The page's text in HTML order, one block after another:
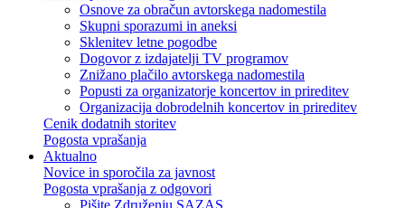
Osnove za obračun avtorskega nadomestila
Skupni sporazumi in aneksi
Sklenitev letne pogodbe
Dogovor z izdajatelji TV programov
Znižano plačilo avtorskega nadomestila
Popusti za organizatorje koncertov in prireditev
Organizacija dobrodelnih koncertov in prireditev
Cenik dodatnih storitev
Pogosta vprašanja
Aktualno
Novice in sporočila za javnost
Pogosta vprašanja z odgovori
Pišite Združenju SAZAS